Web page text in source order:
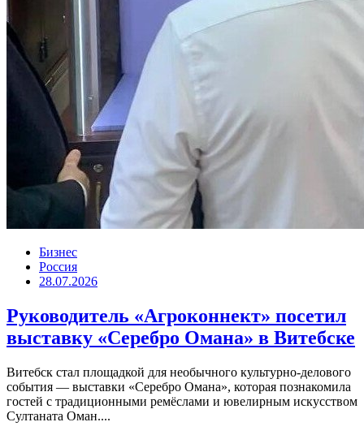
Бизнес
Россия
28.07.2026
Руководитель «Агроконнект» посетил
выставку «Серебро Омана» в Витебске
Витебск стал площадкой для необычного культурно-делового
события — выставки «Серебро Омана», которая познакомила
гостей с традиционными ремёслами и ювелирным искусством
Султаната Оман....